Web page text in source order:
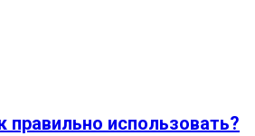
использовать?